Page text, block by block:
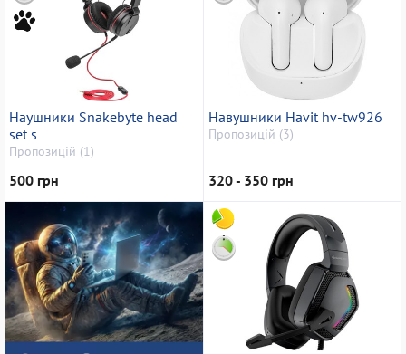
Наушники Snakebyte head
set s
Пропозицій (1)
500 грн
Навушники Havit hv-tw926
Пропозицій (3)
320 - 350 грн